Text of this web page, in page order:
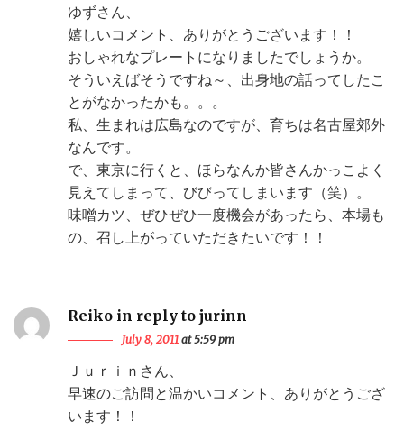
ゆずさん、
嬉しいコメント、ありがとうございます！！
おしゃれなプレートになりましたでしょうか。
そういえばそうですね～、出身地の話ってしたこ
とがなかったかも。。。
私、生まれは広島なのですが、育ちは名古屋郊外
なんです。
で、東京に行くと、ほらなんか皆さんかっこよく
見えてしまって、びびってしまいます（笑）。
味噌カツ、ぜひぜひ一度機会があったら、本場も
の、召し上がっていただきたいです！！
Reiko in reply to jurinn
July 8, 2011 at 5:59 pm
Ｊｕｒｉｎさん、
早速のご訪問と温かいコメント、ありがとうござ
います！！